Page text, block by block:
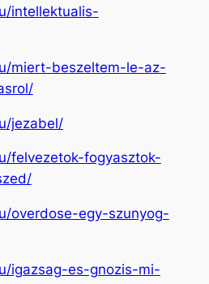
intellektualis-
miert-beszeltem-le-az-
jezabel/
felvezetok-fogyasztok-
overdose-egy-szunyog-
igazsag-es-gnozis-mi-